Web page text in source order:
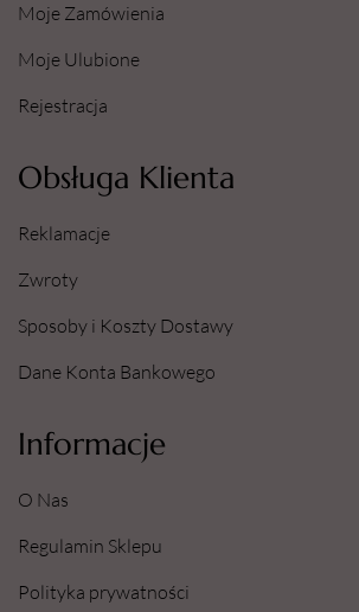
Moje Zamówienia
Moje Ulubione
Rejestracja
Obsługa Klienta
Reklamacje
Zwroty
Sposoby i Koszty Dostawy
Dane Konta Bankowego
Informacje
O Nas
Regulamin Sklepu
Polityka prywatności